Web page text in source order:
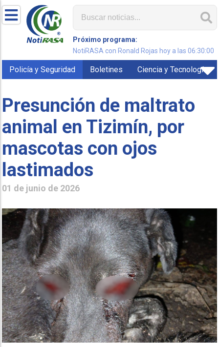
Próximo programa:
NotiRASA con Ronald Rojas hoy a las 06:30:00
Policía y Seguridad Boletines Ciencia y Tecnología
Presunción de maltrato
animal en Tizimín, por
mascotas con ojos
lastimados
01 de junio de 2026